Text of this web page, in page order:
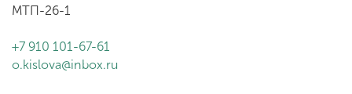
МТП-26-1
+7 910 101-67-61
o.kislova@inbox.ru